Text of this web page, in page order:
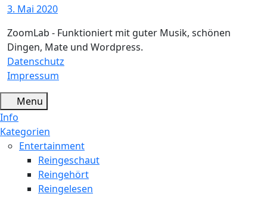
3. Mai 2020
ZoomLab - Funktioniert mit guter Musik, schönen
Dingen, Mate und Wordpress.
Datenschutz
Impressum
Menu
Info
Kategorien
Entertainment
Reingeschaut
Reingehört
Reingelesen